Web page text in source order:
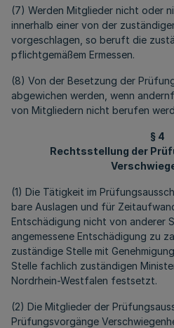
(7) Werden Mitglieder nicht oder
innerhalb einer von der
vorgeschlagen, so beruft die
pflichtgemäßem Ermessen.
(8) Von der Besetzung der
abgewichen werden, wenn
von Mitgliedern nicht berufen
§ 4
Rechtsstellung der
(1) Die Tätigkeit im
bare Auslagen und für
Entschädigung nicht von anderer
angemessene Entschädigung zu
zuständige Stelle mit
Stelle fachlich zuständigen
Nordrhein-Westfalen festsetzt.
(2) Die Mitglieder der
Prüfungsvorgänge